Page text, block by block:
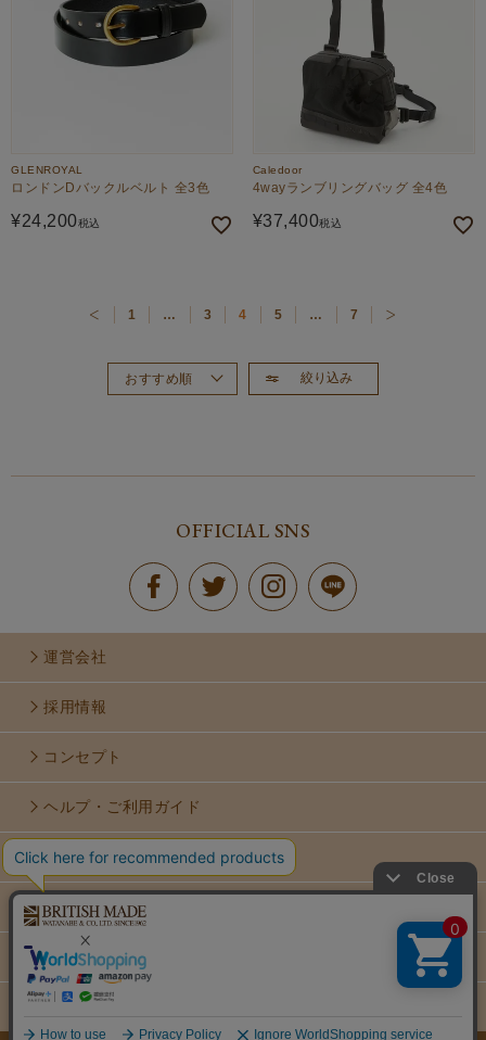
GLENROYAL
ロンドンDバックルベルト 全3色
¥24,200税込
Caledoor
4wayランブリングバッグ 全4色
¥37,400税込
絞り込み
おすすめ順
1 … 3 4 5 … 7
OFFICIAL SNS
運営会社
採用情報
コンセプト
ヘルプ・ご利用ガイド
お問い合せ
利用規約
個人情報保護方針
特定商取引法に基づく表示